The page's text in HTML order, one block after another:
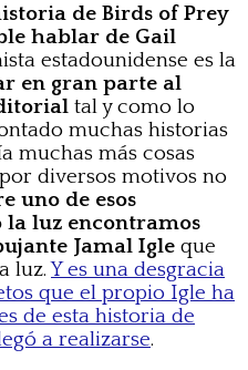
de Birds of Prey
hablar de Gail
estadounidense es la
en gran parte al
tal y como lo
muchas historias
muchas más cosas
diversos motivos no
uno de esos
la luz encontramos
Jamal Igle que
luz.Y es una desgracia
que el propio Igle ha
de esta historia de
a realizarse.